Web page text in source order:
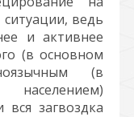
ведь
и активнее
(в основном
(в
загвоздка